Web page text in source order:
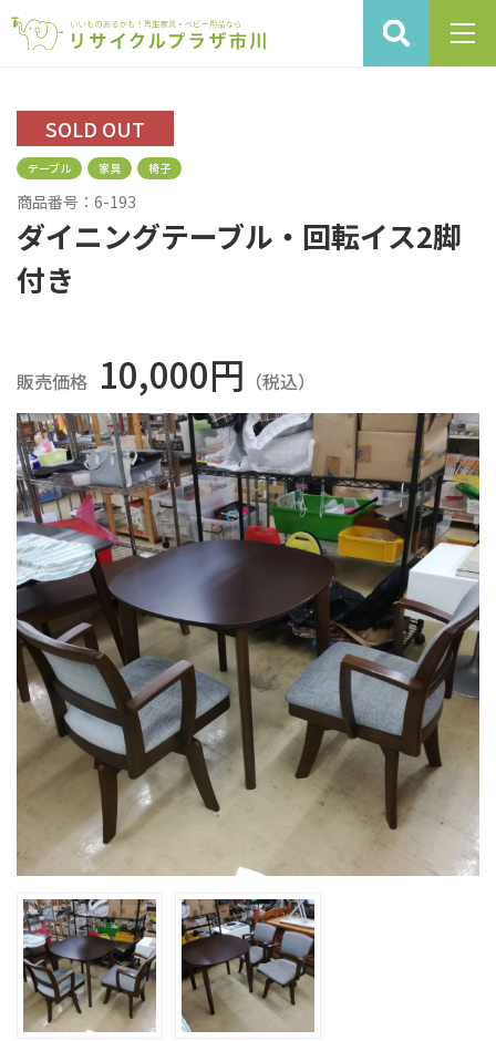
SOLD OUT
テーブル 家具 椅子
商品番号：6-193
ダイニングテーブル・回転イス2脚
付き
販売価格 10,000円 （税込）